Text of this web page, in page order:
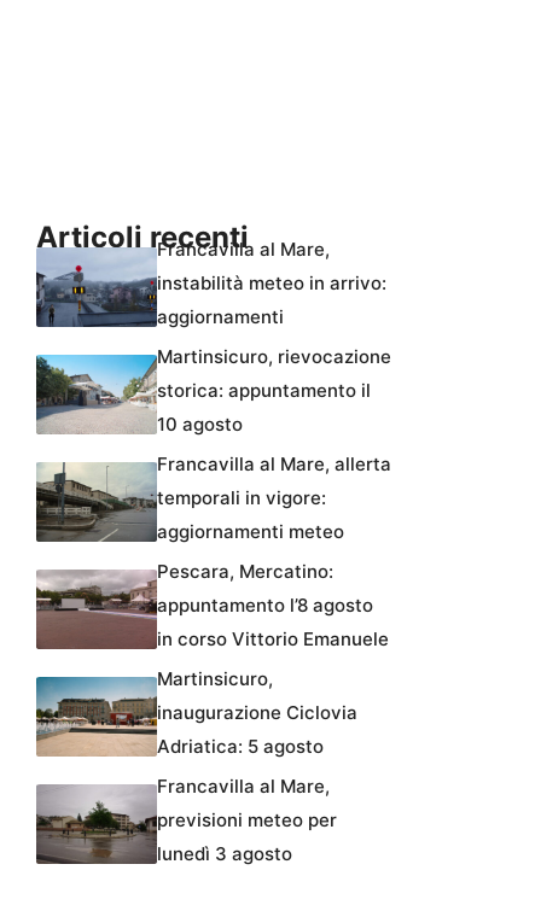
Articoli recenti
Francavilla al Mare,
instabilità meteo in arrivo:
aggiornamenti
Martinsicuro, rievocazione
storica: appuntamento il
10 agosto
Francavilla al Mare, allerta
temporali in vigore:
aggiornamenti meteo
Pescara, Mercatino:
appuntamento l’8 agosto
in corso Vittorio Emanuele
Martinsicuro,
inaugurazione Ciclovia
Adriatica: 5 agosto
Francavilla al Mare,
previsioni meteo per
lunedì 3 agosto